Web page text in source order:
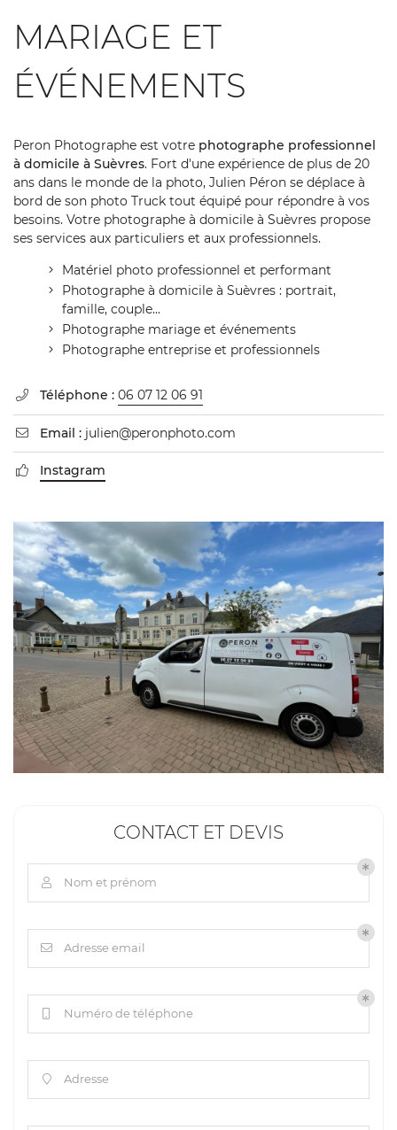
MARIAGE ET
ÉVÉNEMENTS
Peron Photographe est votre photographe professionnel
à domicile à Suèvres. Fort d'une expérience de plus de 20
ans dans le monde de la photo, Julien Péron se déplace à
bord de son photo Truck tout équipé pour répondre à vos
besoins. Votre photographe à domicile à Suèvres propose
ses services aux particuliers et aux professionnels.
Matériel photo professionnel et performant
Photographe à domicile à Suèvres : portrait,
famille, couple...
Photographe mariage et événements
Photographe entreprise et professionnels
 Téléphone : 06 07 12 06 91
 Email : julien@peronphoto.com
 Instagram
CONTACT ET DEVIS
 Nom et prénom
 Adresse email
Numéro de téléphone
 Adresse